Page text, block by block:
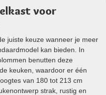
voor
juiste keuze wanneer je meer
kan bieden. In
benutten deze
keuken, waardoor er één
van 180 tot 213 cm
strak, rustig en